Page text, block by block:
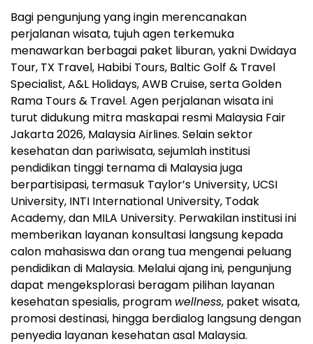
Bagi pengunjung yang ingin merencanakan
perjalanan wisata, tujuh agen terkemuka
menawarkan berbagai paket liburan, yakni Dwidaya
Tour, TX Travel, Habibi Tours, Baltic Golf & Travel
Specialist, A&L Holidays, AWB Cruise, serta Golden
Rama Tours & Travel. Agen perjalanan wisata ini
turut didukung mitra maskapai resmi Malaysia Fair
Jakarta 2026, Malaysia Airlines. Selain sektor
kesehatan dan pariwisata, sejumlah institusi
pendidikan tinggi ternama di Malaysia juga
berpartisipasi, termasuk Taylor’s University, UCSI
University, INTI International University, Todak
Academy, dan MILA University. Perwakilan institusi ini
memberikan layanan konsultasi langsung kepada
calon mahasiswa dan orang tua mengenai peluang
pendidikan di Malaysia. Melalui ajang ini, pengunjung
dapat mengeksplorasi beragam pilihan layanan
kesehatan spesialis, program wellness, paket wisata,
promosi destinasi, hingga berdialog langsung dengan
penyedia layanan kesehatan asal Malaysia.